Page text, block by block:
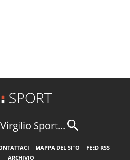
Sport...
MAPPA DEL SITO
FEED RSS
ARCHIVIO